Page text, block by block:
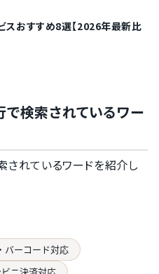
スおすすめ8選【2026年最新比
で検索されているワー
されているワードを紹介し
バーコード対応
ビニ決済対応